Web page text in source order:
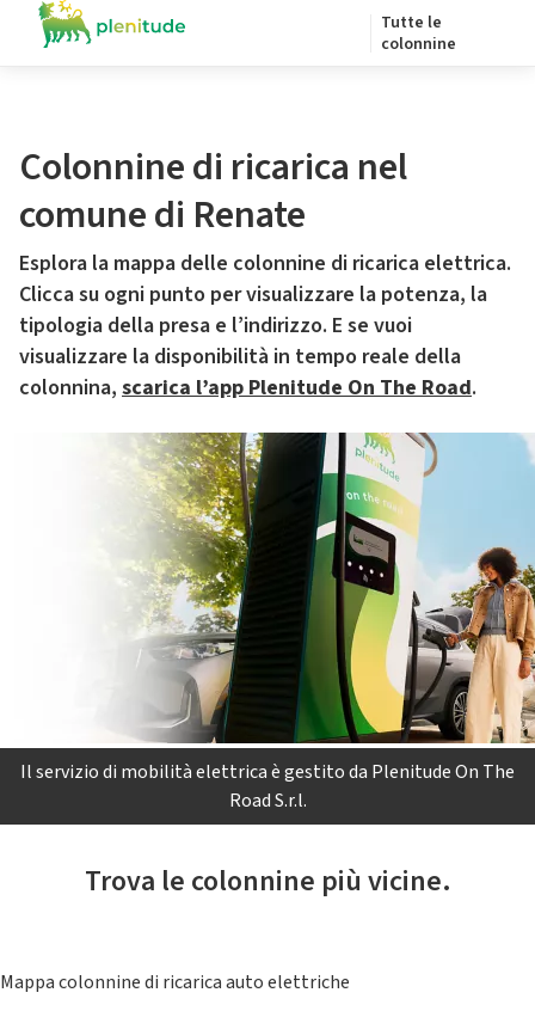
Tutte le
colonnine
Colonnine di ricarica nel
comune di Renate
Esplora la mappa delle colonnine di ricarica elettrica.
Clicca su ogni punto per visualizzare la potenza, la
tipologia della presa e l’indirizzo. E se vuoi
visualizzare la disponibilità in tempo reale della
colonnina, scarica l’app Plenitude On The Road.
Il servizio di mobilità elettrica è gestito da Plenitude On The
Road S.r.l.
Trova le colonnine più vicine.
Mappa colonnine di ricarica auto elettriche